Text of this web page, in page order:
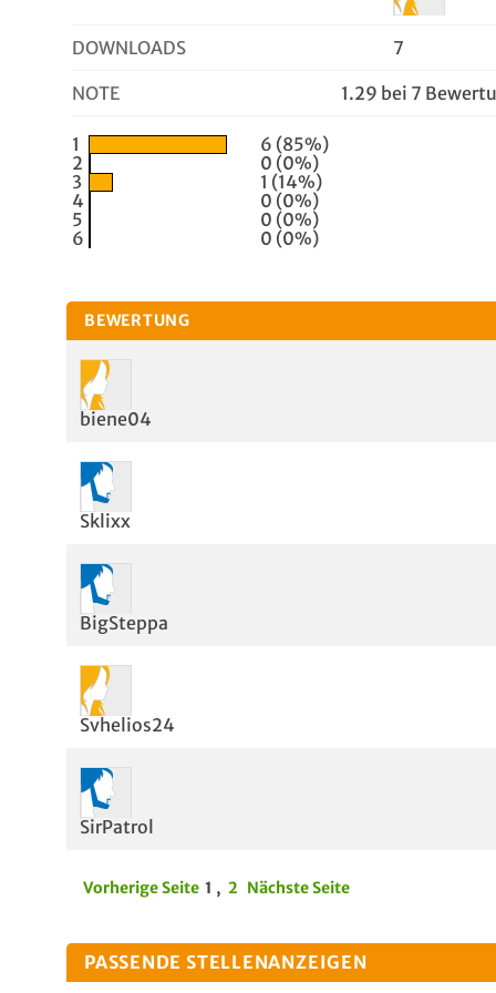
DOWNLOADS 7
NOTE 1.29 bei 7
1
6 (85%)
2
0 (0%)
3
1 (14%)
4
0 (0%)
5
0 (0%)
6
0 (0%)
BEWERTUNG
biene04
Sklixx
BigSteppa
Svhelios24
SirPatrol
Vorherige Seite 1 , 2 Nächste Seite
PASSENDE STELLENANZEIGEN